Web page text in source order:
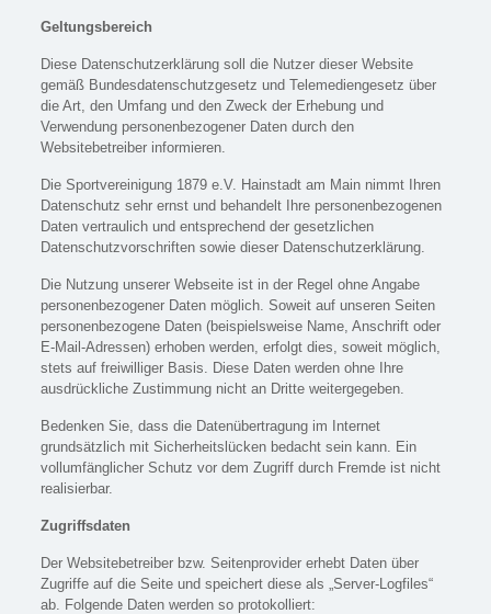
Geltungsbereich
Diese Datenschutzerklärung soll die Nutzer dieser Website
gemäß Bundesdatenschutzgesetz und Telemediengesetz über
die Art, den Umfang und den Zweck der Erhebung und
Verwendung personenbezogener Daten durch den
Websitebetreiber informieren.
Die Sportvereinigung 1879 e.V. Hainstadt am Main nimmt Ihren
Datenschutz sehr ernst und behandelt Ihre personenbezogenen
Daten vertraulich und entsprechend der gesetzlichen
Datenschutzvorschriften sowie dieser Datenschutzerklärung.
Die Nutzung unserer Webseite ist in der Regel ohne Angabe
personenbezogener Daten möglich. Soweit auf unseren Seiten
personenbezogene Daten (beispielsweise Name, Anschrift oder
E-Mail-Adressen) erhoben werden, erfolgt dies, soweit möglich,
stets auf freiwilliger Basis. Diese Daten werden ohne Ihre
ausdrückliche Zustimmung nicht an Dritte weitergegeben.
Bedenken Sie, dass die Datenübertragung im Internet
grundsätzlich mit Sicherheitslücken bedacht sein kann. Ein
vollumfänglicher Schutz vor dem Zugriff durch Fremde ist nicht
realisierbar.
Zugriffsdaten
Der Websitebetreiber bzw. Seitenprovider erhebt Daten über
Zugriffe auf die Seite und speichert diese als „Server-Logfiles“
ab. Folgende Daten werden so protokolliert: